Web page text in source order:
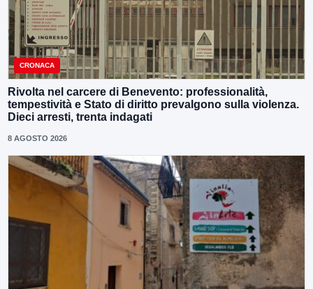
CRONACA
Rivolta nel carcere di Benevento: professionalità,
tempestività e Stato di diritto prevalgono sulla violenza.
Dieci arresti, trenta indagati
8 AGOSTO 2026